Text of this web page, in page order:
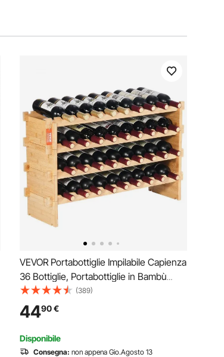
VEVOR Portabottiglie Impilabile Capienza
36 Bottiglie, Portabottiglie in Bambù
Solido 4 Ripiani, Portabottiglie
Indipendente, Ripiani Anti-scuotimento
per Bar Cantina Enoteca
(389)
4490€
Disponibile
Consegna: non appena Gio.Agosto 13